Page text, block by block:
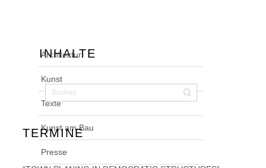
Architektur
Kunst
Texte
Kunst am Bau
Presse
INHALTE
TERMINE